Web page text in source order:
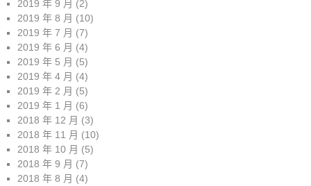
2019 年 9 月 (2)
2019 年 8 月 (10)
2019 年 7 月 (7)
2019 年 6 月 (4)
2019 年 5 月 (5)
2019 年 4 月 (4)
2019 年 2 月 (5)
2019 年 1 月 (6)
2018 年 12 月 (3)
2018 年 11 月 (10)
2018 年 10 月 (5)
2018 年 9 月 (7)
2018 年 8 月 (4)